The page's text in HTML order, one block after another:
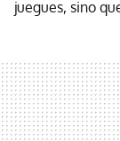
juegues, sino